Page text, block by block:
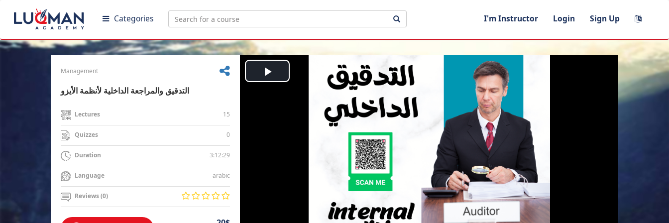
Categories I'm Instructor Login Sign Up
Management
التدقيق والمراجعة الداخلية لأنظمة الأيزو
Lectures 15
Quizzes 0
Duration 3:12:29
Language arabic
Reviews (0)
Play